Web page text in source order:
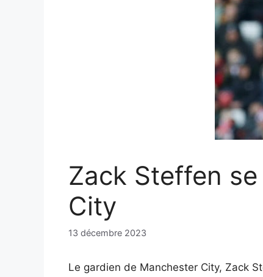
Zack Steffen
City
13 décembre 2023
Le gardien de Manchester City, Zack